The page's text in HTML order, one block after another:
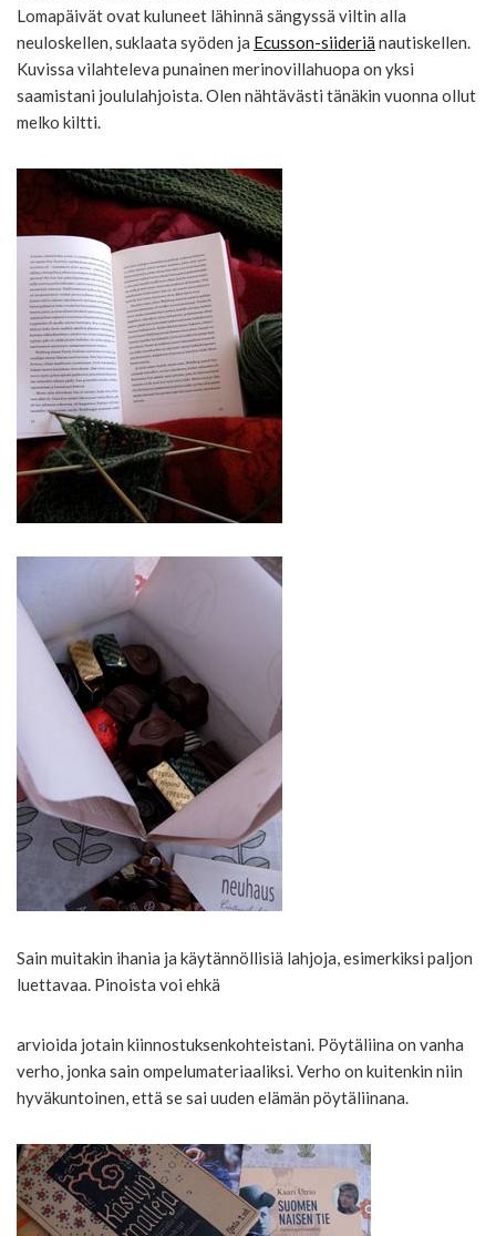
Lomapäivät ovat kuluneet lähinnä sängyssä viltin alla
neuloskellen, suklaata syöden ja Ecusson-siideriä nautiskellen.
Kuvissa vilahteleva punainen merinovillahuopa on yksi
saamistani joululahjoista. Olen nähtävästi tänäkin vuonna ollut
melko kiltti.
Sain muitakin ihania ja käytännöllisiä lahjoja, esimerkiksi paljon
luettavaa. Pinoista voi ehkä
arvioida jotain kiinnostuksenkohteistani. Pöytäliina on vanha
verho, jonka sain ompelumateriaaliksi. Verho on kuitenkin niin
hyväkuntoinen, että se sai uuden elämän pöytäliinana.